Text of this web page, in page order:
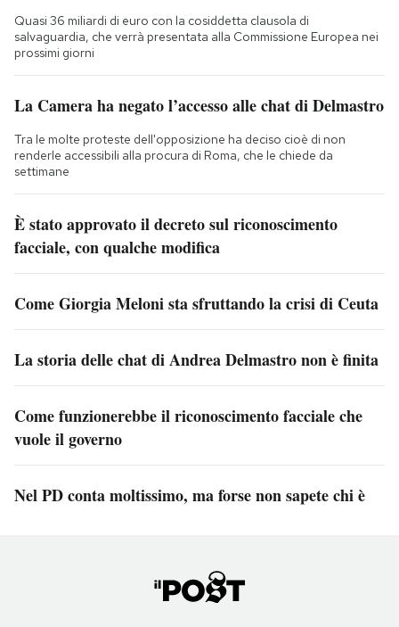
Quasi 36 miliardi di euro con la cosiddetta clausola di
salvaguardia, che verrà presentata alla Commissione Europea nei
prossimi giorni
La Camera ha negato l’accesso alle chat di Delmastro
Tra le molte proteste dell'opposizione ha deciso cioè di non
renderle accessibili alla procura di Roma, che le chiede da
settimane
È stato approvato il decreto sul riconoscimento
facciale, con qualche modifica
Come Giorgia Meloni sta sfruttando la crisi di Ceuta
La storia delle chat di Andrea Delmastro non è finita
Come funzionerebbe il riconoscimento facciale che
vuole il governo
Nel PD conta moltissimo, ma forse non sapete chi è